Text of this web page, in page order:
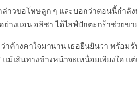
าวขอโทษลูก ๆ และบอกว่าตอนนี้กำลั
ย่างแอน อลิชา ได้ไลฟ์ปักตะกร้าช่วยข
าค้างคาใจมานาน เธอยืนยันว่า พร้อม
แม้เส้นทางข้างหน้าจะเหนื่อยเพียงใด